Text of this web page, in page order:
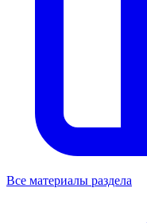
Все материалы раздела